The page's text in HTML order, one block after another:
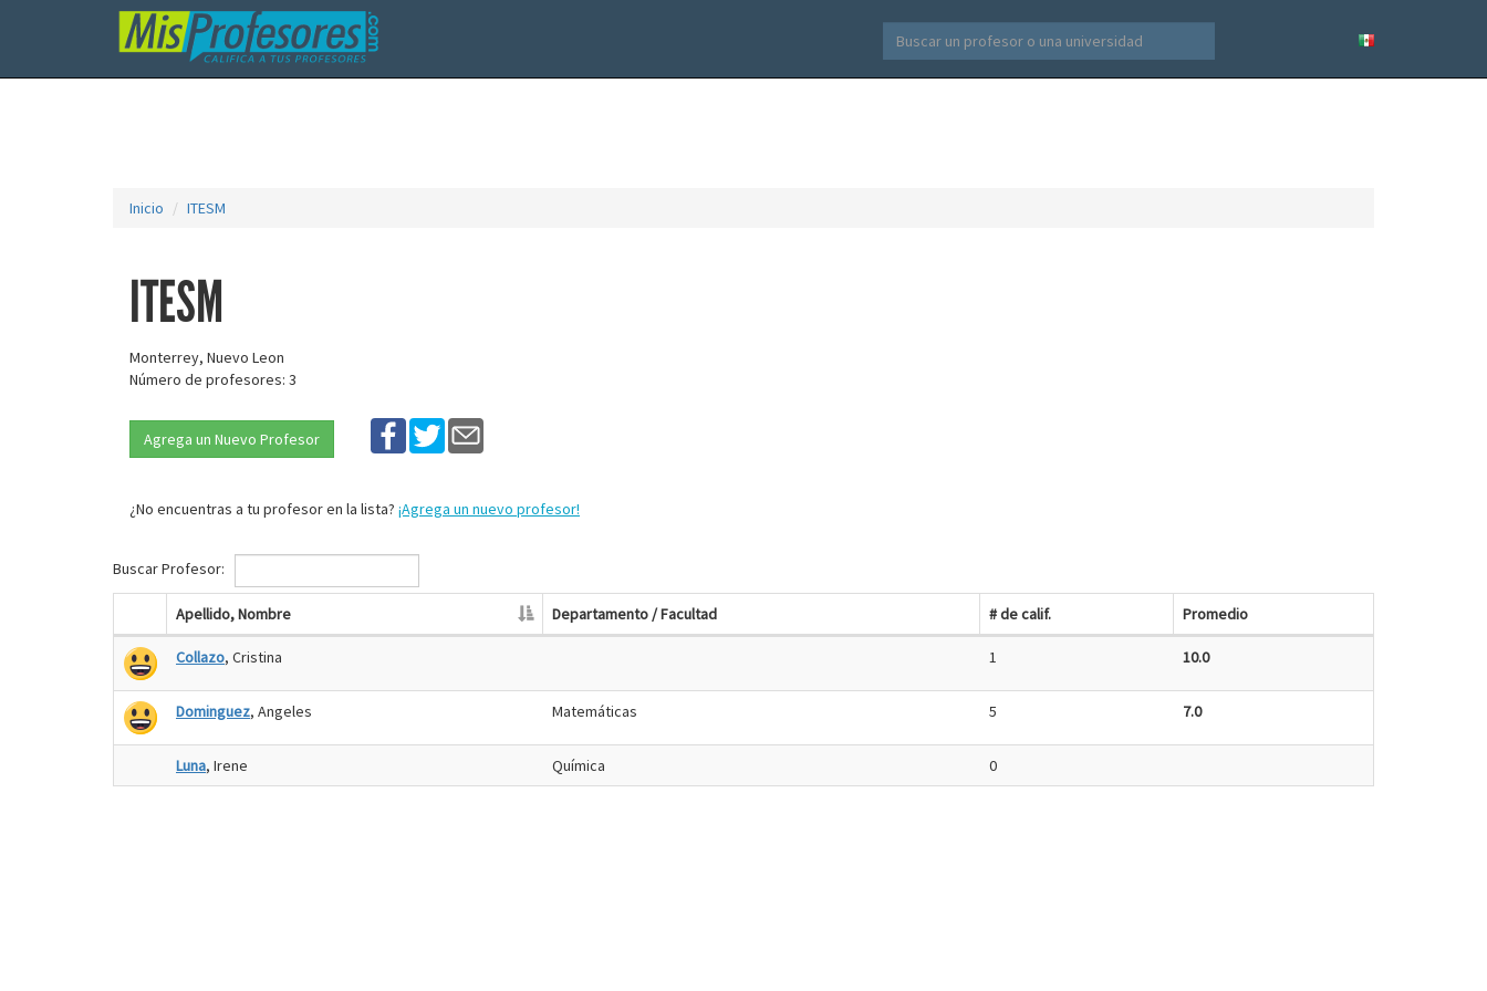
Inicio ITESM
ITESM
Monterrey, Nuevo Leon
Número de profesores: 3
Agrega un Nuevo Profesor
¿No encuentras a tu profesor en la lista? ¡Agrega un nuevo profesor!
Buscar Profesor:
Apellido, Nombre Departamento / Facultad # de calif. Promedio
Collazo, Cristina 1 10.0
Dominguez, Angeles Matemáticas 5 7.0
Luna, Irene Química 0